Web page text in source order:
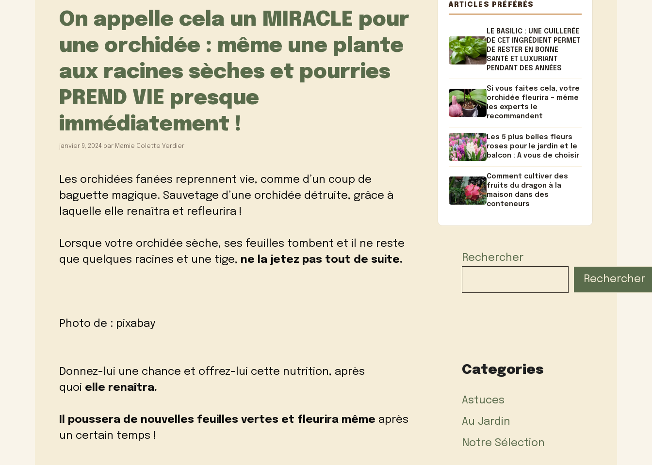
On appelle cela un MIRACLE pour
une orchidée : même une plante
aux racines sèches et pourries
PREND VIE presque
immédiatement !
janvier 9, 2024 par Mamie Colette Verdier
Les orchidées fanées reprennent vie, comme d’un coup de
baguette magique. Sauvetage d’une orchidée détruite, grâce à
laquelle elle renaîtra et refleurira !
Lorsque votre orchidée sèche, ses feuilles tombent et il ne reste
que quelques racines et une tige, ne la jetez pas tout de suite.
Photo de : pixabay
Donnez-lui une chance et offrez-lui cette nutrition, après
quoi elle renaîtra.
Il poussera de nouvelles feuilles vertes et fleurira même après
un certain temps !
ARTICLES PRÉFÉRÉS
LE BASILIC : UNE CUILLERÉE
DE CET INGRÉDIENT PERMET
DE RESTER EN BONNE
SANTÉ ET LUXURIANT
PENDANT DES ANNÉES
Si vous faites cela, votre
orchidée fleurira – même
les experts le
recommandent
Les 5 plus belles fleurs
roses pour le jardin et le
balcon : A vous de choisir
Comment cultiver des
fruits du dragon à la
maison dans des
conteneurs
Rechercher
Rechercher
Categories
Astuces
Au Jardin
Notre Sélection